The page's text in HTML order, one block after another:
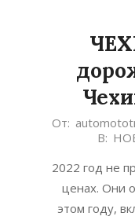
2022-
25
От:
В:
2022 год не
ценах. Они
этом году,